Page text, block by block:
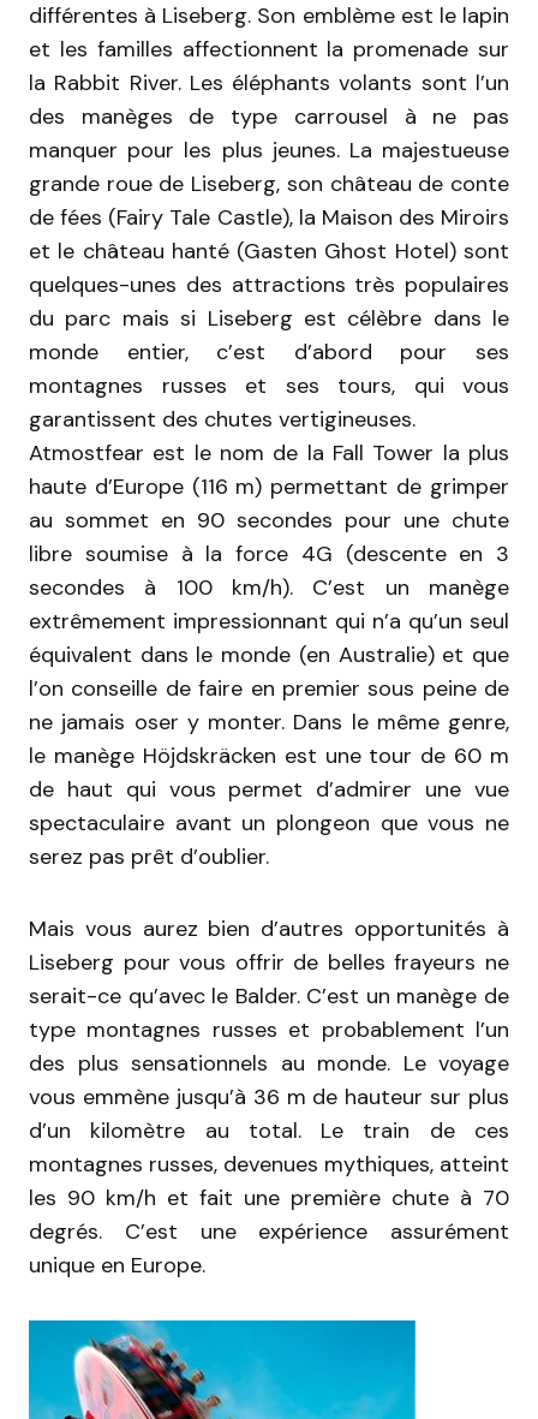
différentes à Liseberg. Son emblème est le lapin
et les familles affectionnent la promenade sur
la Rabbit River. Les éléphants volants sont l’un
des manèges de type carrousel à ne pas
manquer pour les plus jeunes. La majestueuse
grande roue de Liseberg, son château de conte
de fées (Fairy Tale Castle), la Maison des Miroirs
et le château hanté (Gasten Ghost Hotel) sont
quelques-unes des attractions très populaires
du parc mais si Liseberg est célèbre dans le
monde entier, c’est d’abord pour ses
montagnes russes et ses tours, qui vous
garantissent des chutes vertigineuses.
Atmostfear est le nom de la Fall Tower la plus
haute d’Europe (116 m) permettant de grimper
au sommet en 90 secondes pour une chute
libre soumise à la force 4G (descente en 3
secondes à 100 km/h). C’est un manège
extrêmement impressionnant qui n’a qu’un seul
équivalent dans le monde (en Australie) et que
l’on conseille de faire en premier sous peine de
ne jamais oser y monter. Dans le même genre,
le manège Höjdskräcken est une tour de 60 m
de haut qui vous permet d’admirer une vue
spectaculaire avant un plongeon que vous ne
serez pas prêt d’oublier.
Mais vous aurez bien d’autres opportunités à
Liseberg pour vous offrir de belles frayeurs ne
serait-ce qu’avec le Balder. C’est un manège de
type montagnes russes et probablement l’un
des plus sensationnels au monde. Le voyage
vous emmène jusqu’à 36 m de hauteur sur plus
d’un kilomètre au total. Le train de ces
montagnes russes, devenues mythiques, atteint
les 90 km/h et fait une première chute à 70
degrés. C’est une expérience assurément
unique en Europe.